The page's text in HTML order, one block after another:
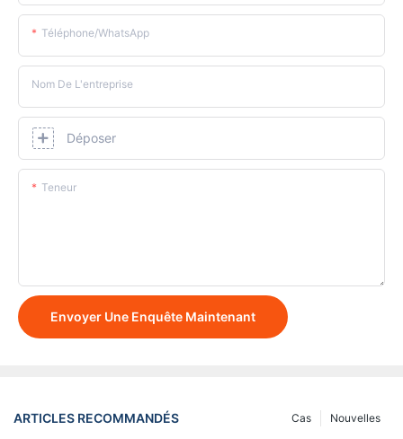
Téléphone/WhatsApp
Nom De L'entreprise
Déposer
Teneur
Envoyer Une Enquête Maintenant
ARTICLES RECOMMANDÉS Nouvelles
Cas